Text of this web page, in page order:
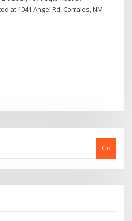
at 1041 Angel Rd, Corrales, NM
Go